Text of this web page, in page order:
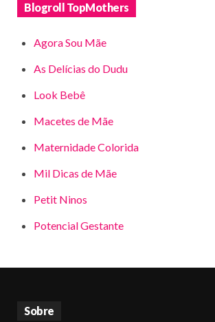
Blogroll TopMothers
Agora Sou Mãe
As Delícias do Dudu
Look Bebê
Macetes de Mãe
Maternidade Colorida
Mil Dicas de Mãe
Petit Ninos
Potencial Gestante
Sobre